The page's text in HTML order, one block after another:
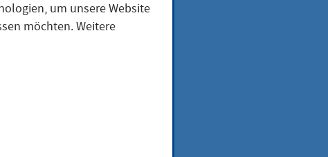
(HKO) unter
Organe in
um unsere Website
möchten. Weitere